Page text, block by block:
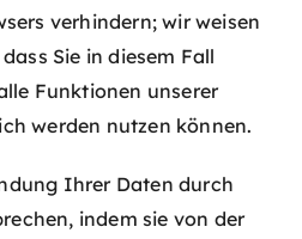
verhindern; wir weisen
Sie in diesem Fall
Funktionen unserer
werden nutzen können.
Ihrer Daten durch
indem sie von der